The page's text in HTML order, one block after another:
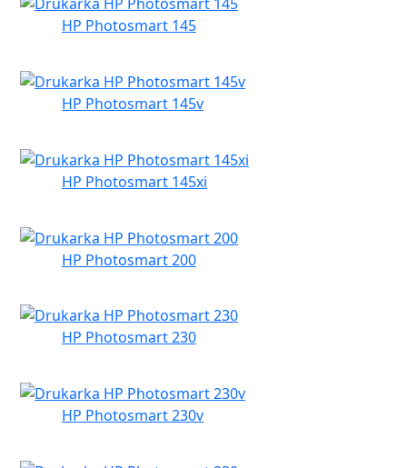
HP Photosmart 145
HP Photosmart 145v
HP Photosmart 145xi
HP Photosmart 200
HP Photosmart 230
HP Photosmart 230v